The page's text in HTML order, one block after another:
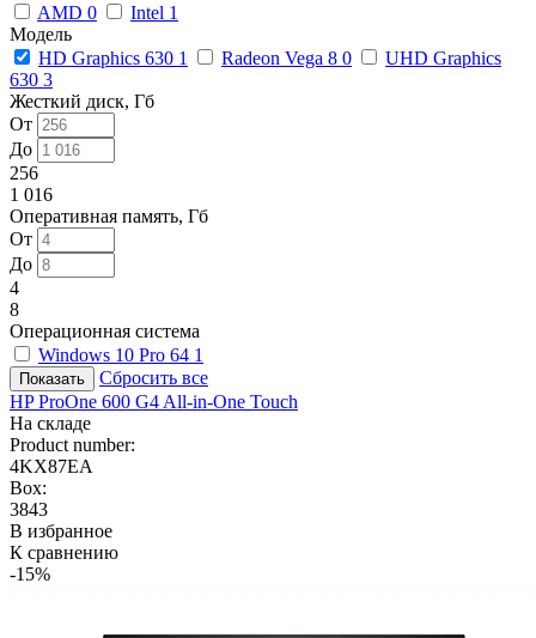
AMD 0 Intel 1
Модель
HD Graphics 630 1 Radeon Vega 8 0
UHD Graphics
630 3
Жесткий диск, Гб
От
До
256
1 016
Оперативная память, Гб
От
До
4
8
Операционная система
Windows 10 Pro 64 1
Сбросить все
HP ProOne 600 G4 All-in-One Touch
На складе
Product number:
4KX87EA
Box:
3843
В избранное
К сравнению
-15%